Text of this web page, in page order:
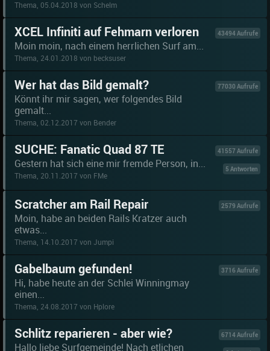
Thema, 05.04.2018 von Schelm
XCEL Infiniti auf Fehmarn verloren
Moin moin, nach einem herrlichen Surf am...
Thema, 24.01.2018 von becksuser
43494 Aufrufe
Wer hat das Bild gemalt?
Könnt ihr mir sagen, wer folgendes Bild
gemalt...
Thema, 02.12.2017 von Bender
77030 Aufrufe
SUCHE: Fanatic Quad 87 TE
Gestern hat sich eine mir fremde Person, in...
Thema, 20.11.2017 von FMe
41557 Aufrufe
5 Antworten
Scratcher am Rail Repair
Moin, habe an beiden Rails Kratzer auch
etwas...
Thema, 14.10.2017 von Jumpi
2579 Aufrufe
Gabelbaum gefunden!
Hi, habe heute an der Schlei Winningmay
einen...
Thema, 24.08.2017 von Hplore
3716 Aufrufe
Schlitz reparieren - aber wie?
Hallo liebe Surfgemeinde! Nach etlichen
6714 Aufrufe